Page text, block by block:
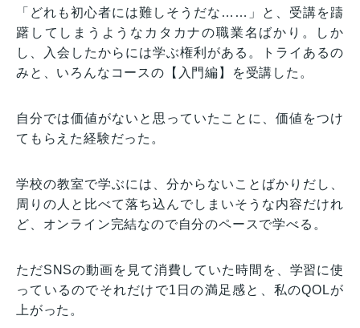
「どれも初心者には難しそうだな……」と、受講を躊
躇してしまうようなカタカナの職業名ばかり。しか
し、入会したからには学ぶ権利がある。トライあるの
みと、いろんなコースの【入門編】を受講した。
自分では価値がないと思っていたことに、価値をつけ
てもらえた経験だった。
学校の教室で学ぶには、分からないことばかりだし、
周りの人と比べて落ち込んでしまいそうな内容だけれ
ど、オンライン完結なので自分のペースで学べる。
ただSNSの動画を見て消費していた時間を、学習に使
っているのでそれだけで1日の満足感と、私のQOLが
上がった。